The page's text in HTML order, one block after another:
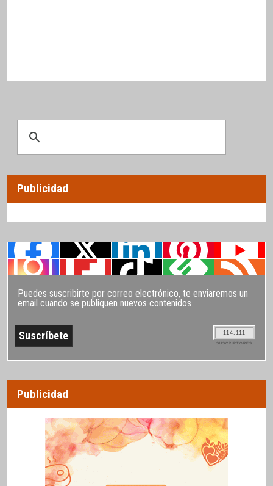
Publicidad
Puedes suscribirte por correo electrónico, te enviaremos un
email cuando se publiquen nuevos contenidos
114.111
SUSCRIPTORES
Publicidad